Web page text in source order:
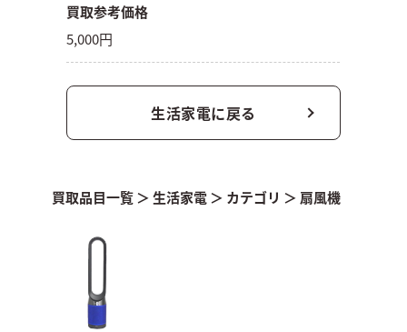
買取参考価格
5,000円
生活家電に戻る
買取品目一覧＞生活家電 ＞ カテゴリ ＞ 扇風機